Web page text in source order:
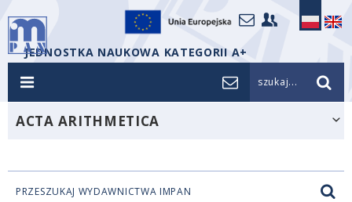
JEDNOSTKA NAUKOWA KATEGORII A+
szukaj...
ACTA ARITHMETICA
PRZESZUKAJ WYDAWNICTWA IMPAN